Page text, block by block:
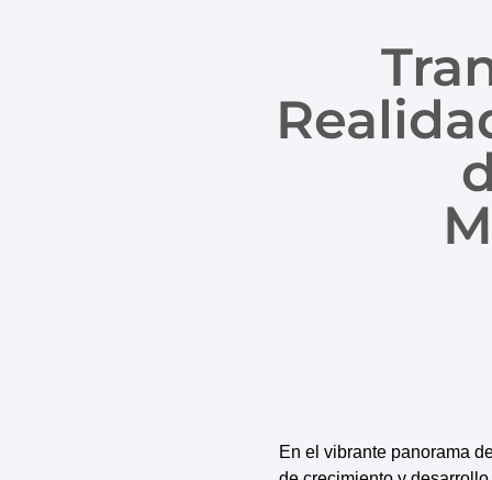
En el vibrante panorama